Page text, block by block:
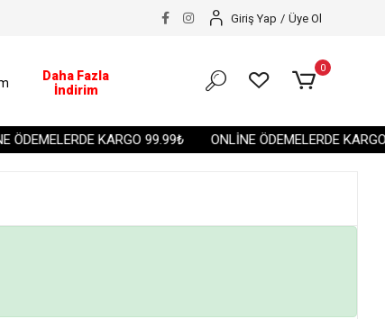
ÖDEMELERDE KARGO 99.99₺ ONLİNE ÖDEMELERDE
Giriş Yap / Üye Ol
Daha Fazla
İndirim
0